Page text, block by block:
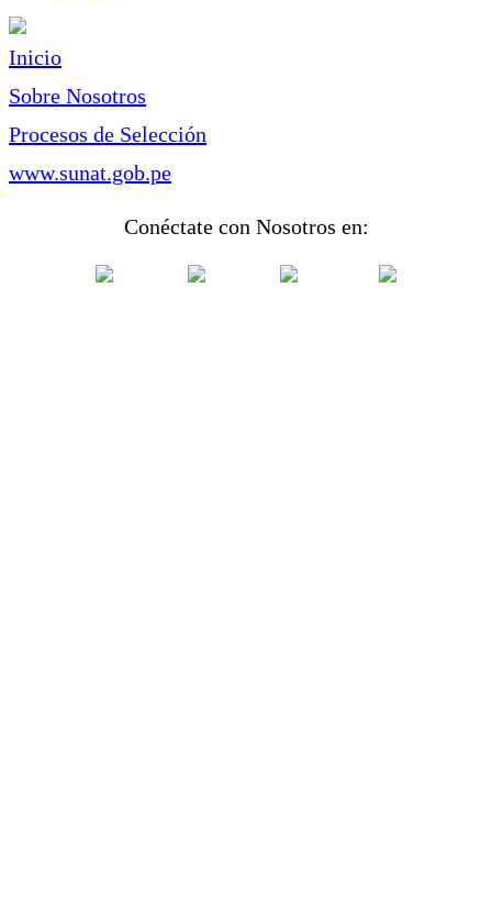
Inicio
Sobre Nosotros
Procesos de Selección
www.sunat.gob.pe
Conéctate con Nosotros en: